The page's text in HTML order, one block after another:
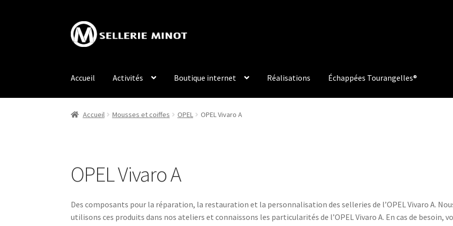
Aller
à
Aller
au
Accueil Activités Boutique internet Réalisations Échappées Tourangelles®
Accueil Mousses et coiffes OPEL OPEL Vivaro A
OPEL Vivaro A
Des composants pour la réparation, la restauration et la personnalisation des selleries de l’OPEL Vivaro A.
utilisons ces produits dans nos ateliers et connaissons les particularités de l’OPEL Vivaro A. En cas de besoin,